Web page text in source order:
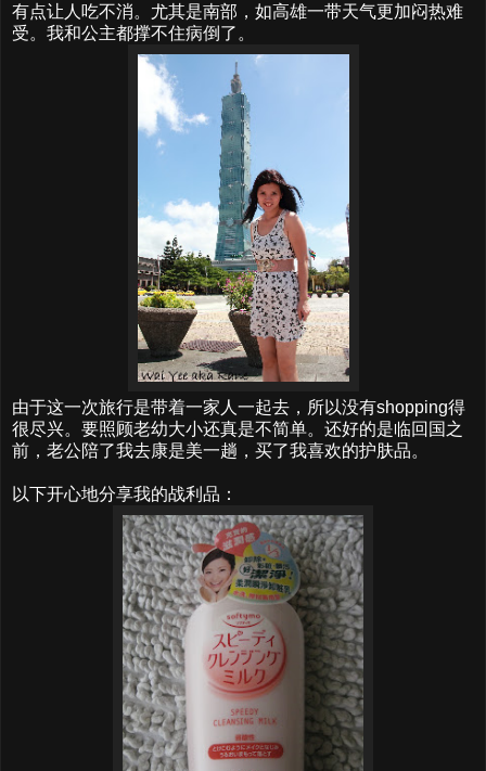
有点让人吃不消。尤其是南部，如高雄一带天气更加闷热难
受。我和公主都撑不住病倒了。
由于这一次旅行是带着一家人一起去，所以没有shopping得
很尽兴。要照顾老幼大小还真是不简单。还好的是临回国之
前，老公陪了我去康是美一趟，买了我喜欢的护肤品。
以下开心地分享我的战利品：